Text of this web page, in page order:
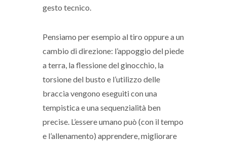
gesto tecnico.
Pensiamo per esempio al tiro oppure a un
cambio di direzione: l’appoggio del piede
a terra, la flessione del ginocchio, la
torsione del busto e l’utilizzo delle
braccia vengono eseguiti con una
tempistica e una sequenzialità ben
precise. L’essere umano può (con il tempo
e l’allenamento) apprendere, migliorare